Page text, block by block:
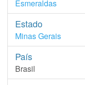
Esmeraldas
Estado
Minas Gerais
País
Brasil